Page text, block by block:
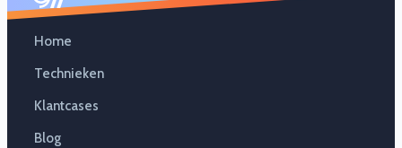
Home
Technieken
Klantcases
Blog